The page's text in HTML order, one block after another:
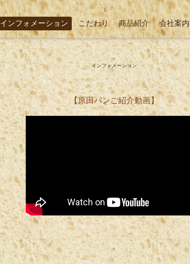
インフォメーション こだわり 商品紹介 会社案内
インフォメーション
【原田パンご紹介動画】